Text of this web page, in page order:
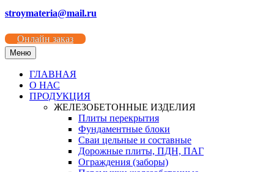
stroymateria@mail.ru
Онлайн заказ
Меню
ГЛАВНАЯ
О НАС
ПРОДУКЦИЯ
ЖЕЛЕЗОБЕТОННЫЕ ИЗДЕЛИЯ
Плиты перекрытия
Фундаментные блоки
Сваи цельные и составные
Дорожные плиты, ПДН, ПАГ
Ограждения (заборы)